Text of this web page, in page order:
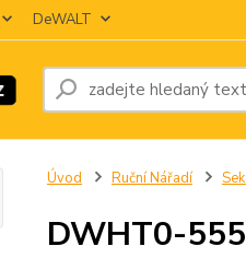
DeWALT
Úvod Ruční Nářadí
DWHT0-